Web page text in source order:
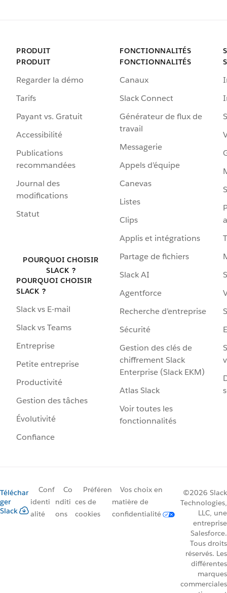
PRODUIT
PRODUIT
Regarder la démo
Tarifs
Payant vs. Gratuit
Accessibilité
Publications
recommandées
Journal des
modifications
Statut
POURQUOI CHOISIR
SLACK ?
POURQUOI CHOISIR
SLACK ?
Slack vs E-mail
Slack vs Teams
Entreprise
Petite entreprise
Productivité
Gestion des tâches
Évolutivité
Confiance
FONCTIONNALITÉS
FONCTIONNALITÉS
Canaux
Slack Connect
Générateur de flux de
travail
Messagerie
Appels d’équipe
Canevas
Listes
Clips
Applis et intégrations
Partage de fichiers
Slack AI
Agentforce
Recherche d’entreprise
Sécurité
Gestion des clés de
chiffrement Slack
Enterprise (Slack EKM)
Atlas Slack
Voir toutes les
fonctionnalités
Téléchar
ger
Slack
Conf
identi
alité
Co
nditi
ons
Préféren
ces de
cookies
Vos choix en
matière de
confidentialité
©2026 Slack
Technologies,
LLC, une
entreprise
Salesforce.
Tous droits
réservés. Les
différentes
marques
commerciales